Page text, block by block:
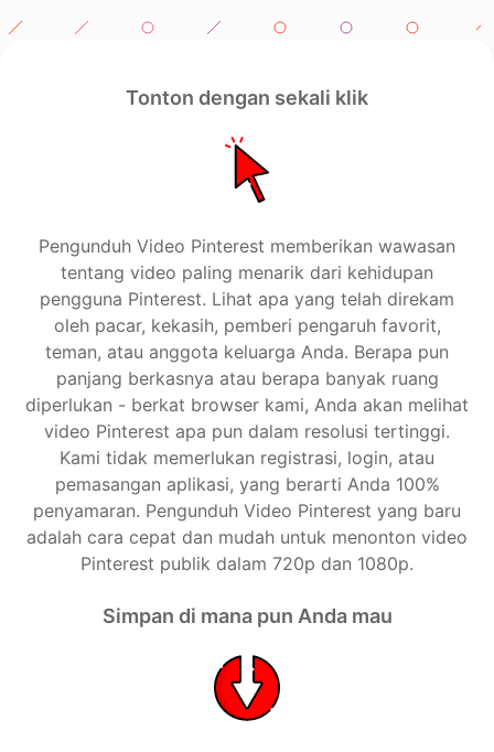
Tonton dengan sekali klik
Pengunduh Video Pinterest memberikan wawasan
tentang video paling menarik dari kehidupan
pengguna Pinterest. Lihat apa yang telah direkam
oleh pacar, kekasih, pemberi pengaruh favorit,
teman, atau anggota keluarga Anda. Berapa pun
panjang berkasnya atau berapa banyak ruang
diperlukan - berkat browser kami, Anda akan melihat
video Pinterest apa pun dalam resolusi tertinggi.
Kami tidak memerlukan registrasi, login, atau
pemasangan aplikasi, yang berarti Anda 100%
penyamaran. Pengunduh Video Pinterest yang baru
adalah cara cepat dan mudah untuk menonton video
Pinterest publik dalam 720p dan 1080p.
Simpan di mana pun Anda mau